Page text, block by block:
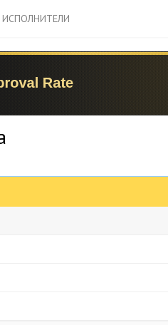
ИСПОЛНИТЕЛИ